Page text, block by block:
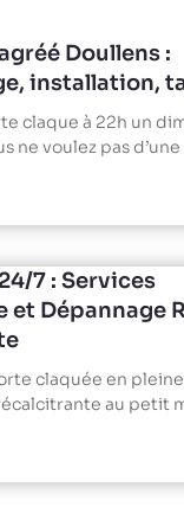
Doullens :
installation,
claque à 22h un
ne voulez pas d’une
7 : Services
et Dépannage
claquée en
au petit